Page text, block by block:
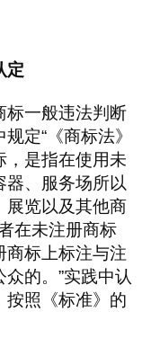
定
标一般违法判断
定“《商标法》
，是指在使用未
器、服务场所以
展览以及其他商
在未注册商标
商标上标注与注
的。”实践中认
按照《标准》的